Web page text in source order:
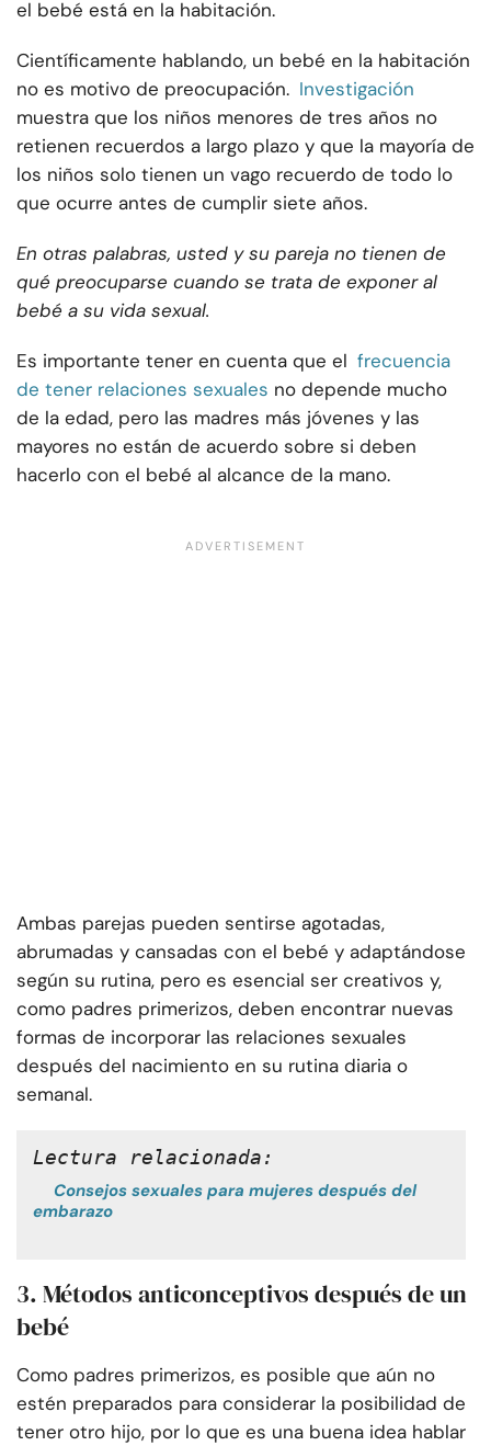
el bebé está en la habitación.
Científicamente hablando, un bebé en la habitación
no es motivo de preocupación. Investigación
muestra que los niños menores de tres años no
retienen recuerdos a largo plazo y que la mayoría de
los niños solo tienen un vago recuerdo de todo lo
que ocurre antes de cumplir siete años.
En otras palabras, usted y su pareja no tienen de
qué preocuparse cuando se trata de exponer al
bebé a su vida sexual.
Es importante tener en cuenta que el frecuencia
de tener relaciones sexuales no depende mucho
de la edad, pero las madres más jóvenes y las
mayores no están de acuerdo sobre si deben
hacerlo con el bebé al alcance de la mano.
Ambas parejas pueden sentirse agotadas,
abrumadas y cansadas con el bebé y adaptándose
según su rutina, pero es esencial ser creativos y,
como padres primerizos, deben encontrar nuevas
formas de incorporar las relaciones sexuales
después del nacimiento en su rutina diaria o
semanal.
Lectura relacionada:
Consejos sexuales para mujeres después del
embarazo
3. Métodos anticonceptivos después de un
bebé
Como padres primerizos, es posible que aún no
estén preparados para considerar la posibilidad de
tener otro hijo, por lo que es una buena idea hablar